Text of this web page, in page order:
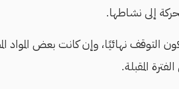
إلى نشاطها.
التوقف نهائيًا، وإن كانت بعض المواد
المقبلة.